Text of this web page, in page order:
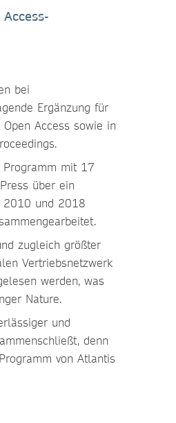
bei
Ergänzung für
Access sowie in
Programm mit 17
über ein
2010 und 2018
zugleich größter
Vertriebsnetzwerk
werden, was
Nature.
und
denn
von Atlantis